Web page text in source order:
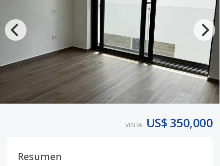
VENTA US$ 350,000
Resumen